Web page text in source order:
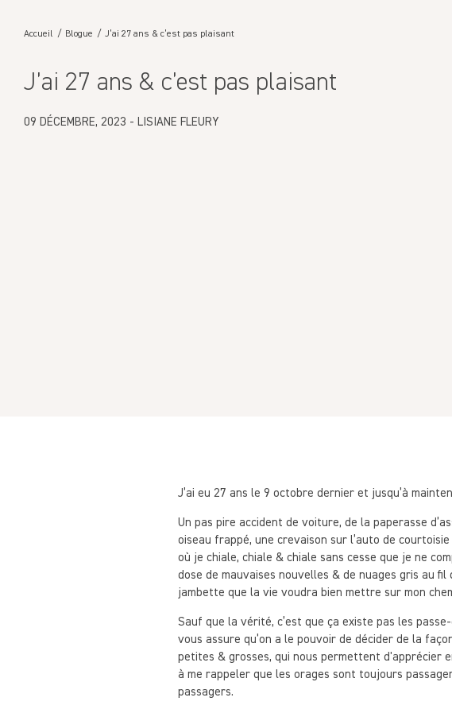
Accueil Blogue J’ai 27 ans & c’est pas plaisant
J’ai 27 ans & c’est pas plaisant
09 DÉCEMBRE, 2023 - LISIANE FLEURY
J’ai eu 27 ans le 9 octobre dernier et jusqu’à
Un pas pire accident de voiture, de la paperasse
oiseau frappé, une crevaison sur l’auto de
où je chiale, chiale & chiale sans cesse que je ne
dose de mauvaises nouvelles & de nuages gris au
jambette que la vie voudra bien mettre sur mon
Sauf que la vérité, c’est que ça existe pas les
vous assure qu’on a le pouvoir de décider de la
petites & grosses, qui nous permettent d'apprécier
à me rappeler que les orages sont toujours
passagers.